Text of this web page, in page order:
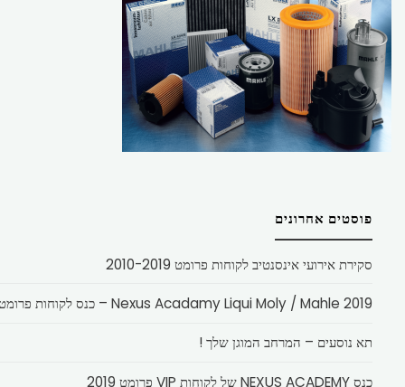
פוסטים אחרונים
סקירת אירועי אינסנטיב לקוחות פרומט 2010-2019
Nexus Acadamy Liqui Moly / Mahle 2019 – כנס לקוחות פרומט
תא נוסעים – המרחב המוגן שלך !
כנס NEXUS ACADEMY של לקוחות VIP פרומט 2019